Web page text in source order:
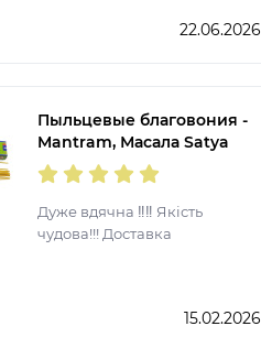
22.06.2026
Пыльцевые благовония -
Mantram, Масала Satya
(Мантрам)
Дуже вдячна ‼️‼️ Якість
чудова!!! Доставка
15.02.2026